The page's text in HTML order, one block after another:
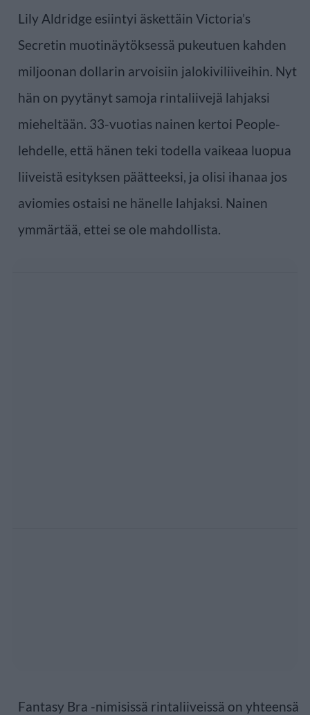
Lily Aldridge esiintyi äskettäin Victoria’s
Secretin muotinäytöksessä pukeutuen kahden
miljoonan dollarin arvoisiin jalokiviliiveihin. Nyt
hän on pyytänyt samoja rintaliivejä lahjaksi
mieheltään. 33-vuotias nainen kertoi People-
lehdelle, että hänen teki todella vaikeaa luopua
liiveistä esityksen päätteeksi, ja olisi ihanaa jos
aviomies ostaisi ne hänelle lahjaksi. Nainen
ymmärtää, ettei se ole mahdollista.
Fantasy Bra -nimisissä rintaliiveissä on yhteensä